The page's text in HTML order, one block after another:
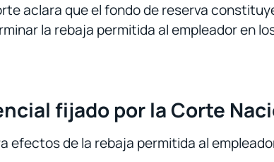
aclara que el fondo de reserva
la rebaja permitida al empleador en
fijado por la Corte
efectos de la rebaja permitida al